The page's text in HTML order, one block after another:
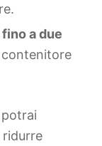
a due
contenitore
ridurre